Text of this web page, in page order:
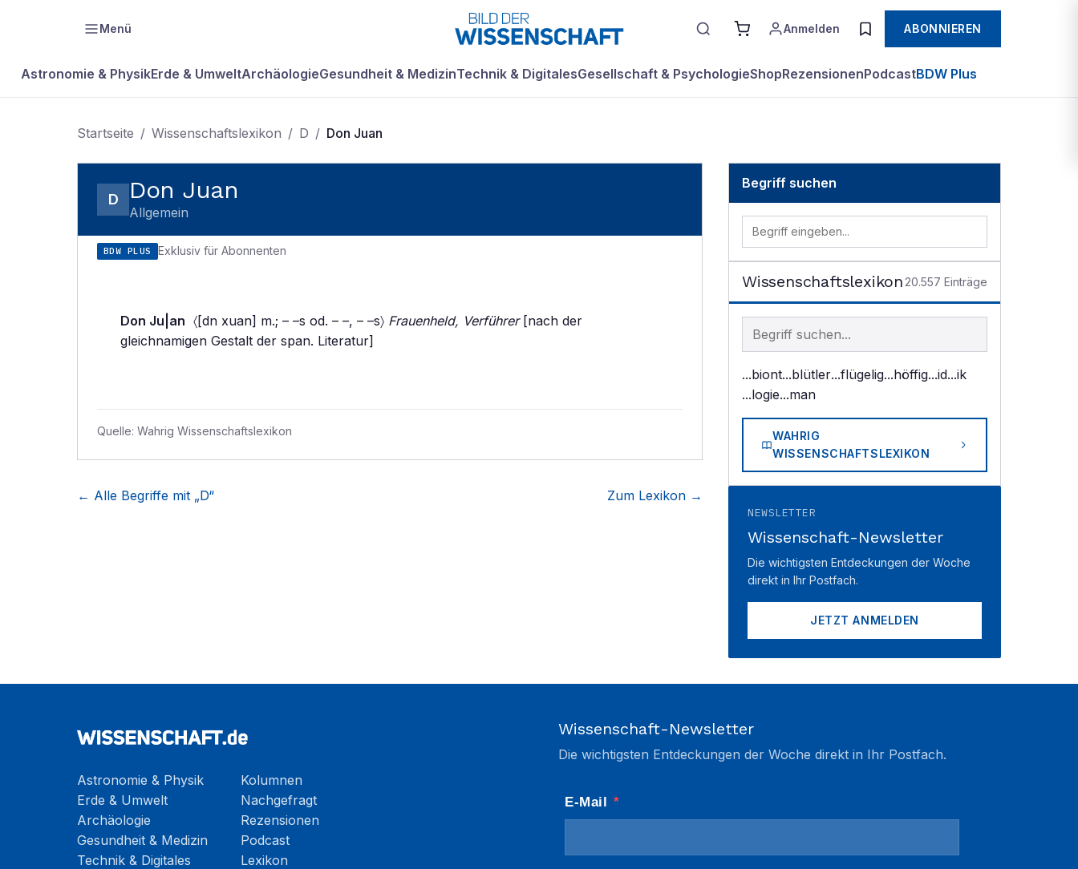
Menü Anmelden ABONNIEREN
Astronomie & PhysikErde & UmweltArchäologieGesundheit & MedizinTechnik & DigitalesGesellschaft & PsychologieShopRezensionenPodcastBDW Plus
Startseite / Wissenschaftslexikon / D / Don Juan
D Don Juan
Allgemein
BDW PLUS Exklusiv für Abonnenten
Don Ju|an 〈[dn xuan] m.; – –s od. – –, – –s〉 Frauenheld, Verführer[nach der
gleichnamigen Gestalt der span. Literatur]
Quelle: Wahrig Wissenschaftslexikon
← Alle Begriffe mit „D“ Zum Lexikon →
Begriff suchen
Wissenschaftslexikon 20.557 Einträge
Begriff im Lexikon suchen
...biont...blütler...flügelig...höffig...id...ik
...logie...man
WAHRIG
WISSENSCHAFTSLEXIKON
NEWSLETTER
Wissenschaft-Newsletter
Die wichtigsten Entdeckungen der Woche
direkt in Ihr Postfach.
JETZT ANMELDEN
Astronomie & Physik
Erde & Umwelt
Archäologie
Gesundheit & Medizin
Technik & Digitales
Kolumnen
Nachgefragt
Rezensionen
Podcast
Lexikon
Wissenschaft-Newsletter
Die wichtigsten Entdeckungen der Woche direkt in Ihr Postfach.